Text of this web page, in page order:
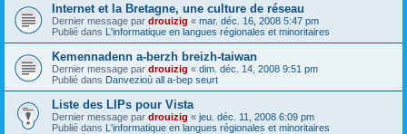
Internet et la Bretagne, une culture de réseau
Dernier message par drouizig « mar. déc. 16, 2008 5:47 pm
Publié dans L'informatique en langues régionales et minoritaires
Kemennadenn a-berzh breizh-taiwan
Dernier message par drouizig « dim. déc. 14, 2008 9:51 pm
Publié dans Danvezioù all a-bep seurt
Liste des LIPs pour Vista
Dernier message par drouizig « jeu. déc. 11, 2008 6:09 pm
Publié dans L'informatique en langues régionales et minoritaires